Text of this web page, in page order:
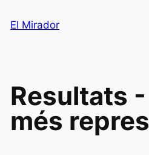
alEl Mirador
Resultats
més